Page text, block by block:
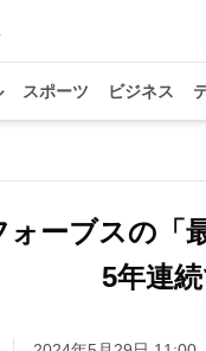
スポーツ ビジネス
ーブスの「
5年連